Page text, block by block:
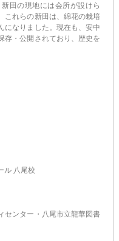
田の現地には会所が設けら
これらの新田は、綿花の栽培
になりました。現在も、安中
存・公開されており、歴史を
ル 八尾校
センター・八尾市立龍華図書